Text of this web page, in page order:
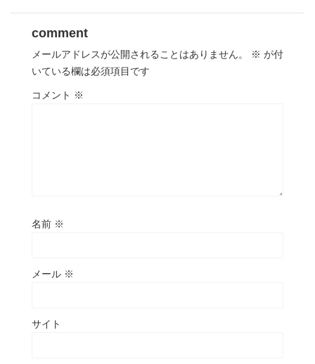
comment
メールアドレスが公開されることはありません。 ※ が付
いている欄は必須項目です
コメント ※
名前 ※
メール ※
サイト